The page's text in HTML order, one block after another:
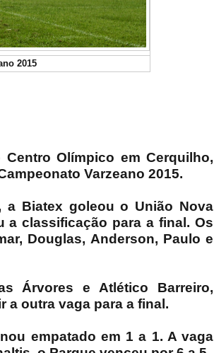
2015
Olímpico em Cerquilho,
Varzeano 2015.
a Biatex goleou o União Nova
a classificação para a final. Os
Douglas, Anderson, Paulo e
Árvores e Atlético Barreiro,
a outra vaga para a final.
empatado em 1 a 1. A vaga